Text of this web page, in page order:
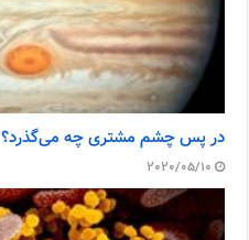
در پس چشم مشتری چه می‌گذرد؟
2020/05/10